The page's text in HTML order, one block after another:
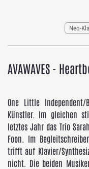
Neo-
AVAWAVES -
One Little
Künstler. Im gleichen
letztes Jahr das Trio
Foon. Im
trifft auf Klavier/
nicht. Die beiden